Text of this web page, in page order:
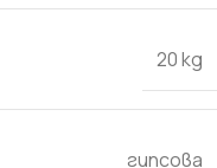
20 kg
гипсова